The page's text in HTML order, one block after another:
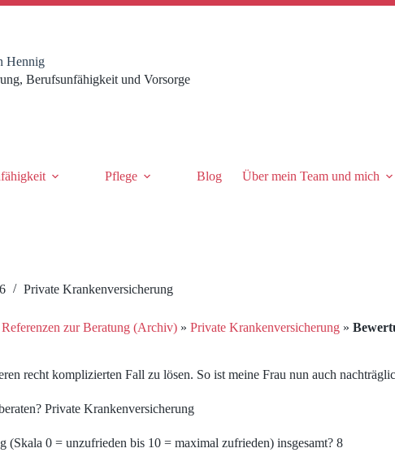
Hennig
Berufsunfähigkeit und Vorsorge
Pflege Blog Über mein Team und mich
Private Krankenversicherung
zur Beratung (Archiv) » Private Krankenversicherung »
recht komplizierten Fall zu lösen. So ist meine Frau nun auch
Private Krankenversicherung
(Skala 0 = unzufrieden bis 10 = maximal zufrieden) insgesamt? 8